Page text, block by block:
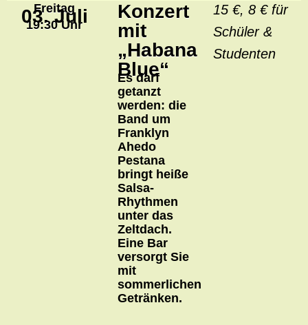
Freitag
03. Juli
19:30 Uhr
Konzert
mit
„Habana
Blue“
Es darf
getanzt
werden: die
Band um
Franklyn
Ahedo
Pestana
bringt heiße
Salsa-
Rhythmen
unter das
Zeltdach.
Eine Bar
versorgt Sie
mit
sommerlichen
Getränken.
15 €, 8 € für
Schüler &
Studenten